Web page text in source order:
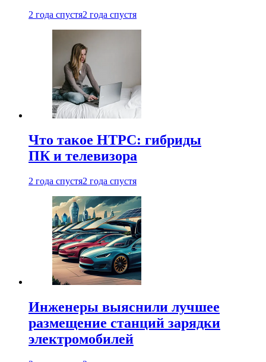
2 года спустя2 года спустя
Что такое HTPC: гибриды
ПК и телевизора
2 года спустя2 года спустя
Инженеры выяснили лучшее
размещение станций зарядки
электромобилей